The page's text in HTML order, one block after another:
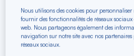
Précédent
AOÛ 2026
N/A*
Aller / Retour —
Nous utilisons des cookies pour
fournir des fonctionnalités de réseaux
web. Nous partageons également des
navigation sur notre site avec nos
réseaux sociaux.